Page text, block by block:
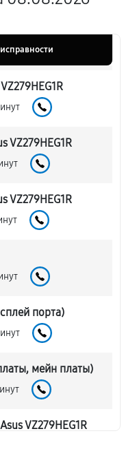
VZ279HEG1R
VZ279HEG1R
порта)
мейн платы)
VZ279HEG1R